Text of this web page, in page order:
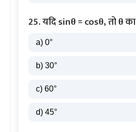
25. यदि sinθ = cosθ, तो θ का
a) 0°
b) 30°
c) 60°
d) 45°